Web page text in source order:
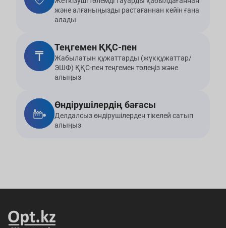
және алғаныңызды растағаннан кейін ғана
алады
Теңгемен ҚҚС-пен
Жабылатын құжаттарды (жүкқұжаттар/
ЭШФ) ҚҚС-пен теңгемен төлеңіз және
алыңыз
Өндірушілердің бағасы
Делдалсыз өндірушілерден тікелей сатып
алыңыз